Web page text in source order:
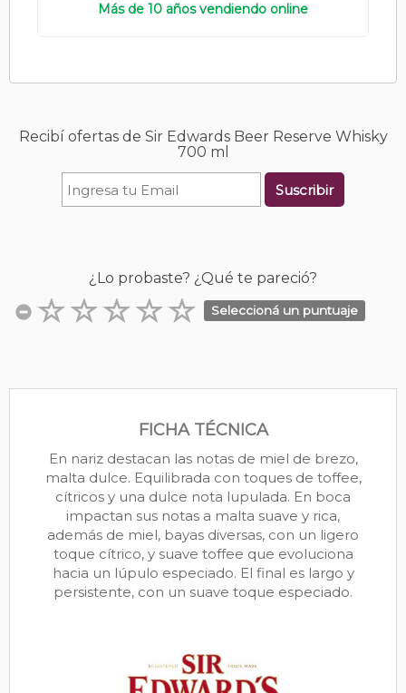
Más de 10 años vendiendo online
Recibí ofertas de Sir Edwards Beer Reserve Whisky
700 ml
Suscribir
¿Lo probaste? ¿Qué te pareció?
Seleccioná un puntuaje
FICHA TÉCNICA
En nariz destacan las notas de miel de brezo,
malta dulce. Equilibrada con toques de toffee,
cítricos y una dulce nota lupulada. En boca
impactan sus notas a malta suave y rica,
además de miel, bayas diversas, con un ligero
toque cítrico, y suave toffee que evoluciona
hacia un lúpulo especiado. El final es largo y
persistente, con un suave toque especiado.